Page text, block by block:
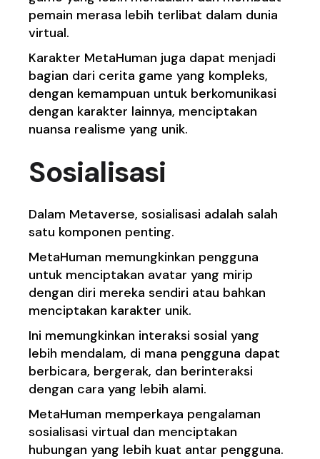
pemain merasa lebih terlibat dalam dunia
virtual.
Karakter MetaHuman juga dapat menjadi
bagian dari cerita game yang kompleks,
dengan kemampuan untuk berkomunikasi
dengan karakter lainnya, menciptakan
nuansa realisme yang unik.
Sosialisasi
Dalam Metaverse, sosialisasi adalah salah
satu komponen penting.
MetaHuman memungkinkan pengguna
untuk menciptakan avatar yang mirip
dengan diri mereka sendiri atau bahkan
menciptakan karakter unik.
Ini memungkinkan interaksi sosial yang
lebih mendalam, di mana pengguna dapat
berbicara, bergerak, dan berinteraksi
dengan cara yang lebih alami.
MetaHuman memperkaya pengalaman
sosialisasi virtual dan menciptakan
hubungan yang lebih kuat antar pengguna.